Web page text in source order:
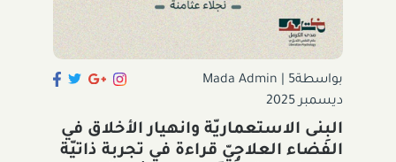
بواسطةMada Admin5
ديسمبر 2025
البِنى الاستعماريّة وانهيار الأخلاق في
الفضاء العلاجيّ قراءة في تجربة ذاتيّة